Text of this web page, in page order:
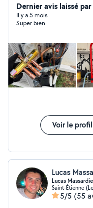
Dernier avis laissé
Il y a 5 mois
Super bien
Voir le profil
Lucas
Lucas
Saint-Étienne
5/5 (55